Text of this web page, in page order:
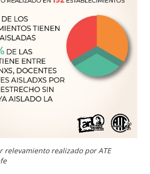
relevamiento realizado por ATE